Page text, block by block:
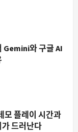
Gemini와 구글 AI
모 플레이 시간과
드러난다